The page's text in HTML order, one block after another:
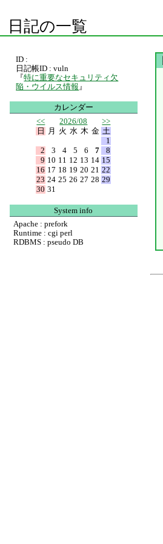
日記の一覧
ID :
日記帳ID : vuln
『特に重要なセキュリティ欠
陥・ウイルス情報 』
カレンダー
<<
2026/08
>>
日
月 火 水 木 金 土
1
2
3 4 5 6 7
8
9 10 11 12 13 14 15
16 17 18 19 20 21 22
23 24 25 26 27 28 29
30 31
System info
Apache : prefork
Runtime : cgi perl
RDBMS : pseudo DB